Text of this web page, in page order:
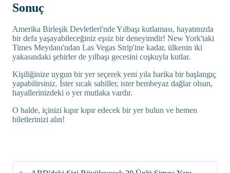
Sonuç
Amerika Birleşik Devletleri'nde Yılbaşı kutlaması, hayatınızda
bir defa yaşayabileceğiniz eşsiz bir deneyimdir! New York'taki
Times Meydanı'ndan Las Vegas Strip'ine kadar, ülkenin iki
yakasındaki şehirler de yılbaşı gecesini coşkuyla kutlar.
Kişiliğinize uygun bir yer seçerek yeni yıla harika bir başlangıç
yapabilirsiniz. İster sıcak sahiller, ister bembeyaz dağlar olsun,
hayallerinizdeki o yer mutlaka vardır.
O halde, içinizi kıpır kıpır edecek bir yer bulun ve hemen
biletlerinizi alın!